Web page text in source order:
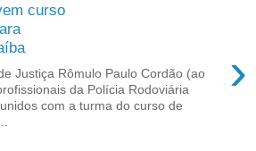
curso
›
Justiça Rômulo Paulo Cordão (ao
da Polícia Rodoviária
com a turma do curso de